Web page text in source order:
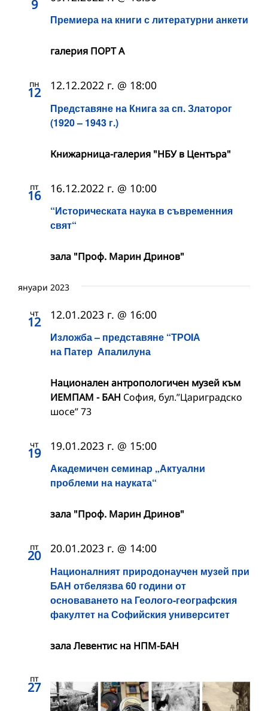
9
Премиера на книги с литературни анкети
галерия ПОРТ А
пн
12
Представяне на Книга за сп. Златорог
(1920 – 1943 г.)
12.12.2022 г. @ 18:00
Книжарница-галерия "НБУ в Центъра"
пт
16
“Историческата наука в съвременния
свят“
16.12.2022 г. @ 10:00
зала "Проф. Марин Дринов"
януари 2023
чт
12
Изложба – представяне “ТРОIА
на Патер Апалилуна
12.01.2023 г. @ 16:00
Национален антропологичен музей към
ИЕМПАМ - БАН София, бул.”Цариградско
шосе” 73
чт
19
Академичен семинар „Актуални
проблеми на науката“
19.01.2023 г. @ 15:00
зала "Проф. Марин Дринов"
пт
20
Националният природонаучен музей при
БАН отбелязва 60 години от
основаването на Геолого-географския
факултет на Софийския университет
20.01.2023 г. @ 14:00
зала Левентис на НПМ-БАН
пт
27